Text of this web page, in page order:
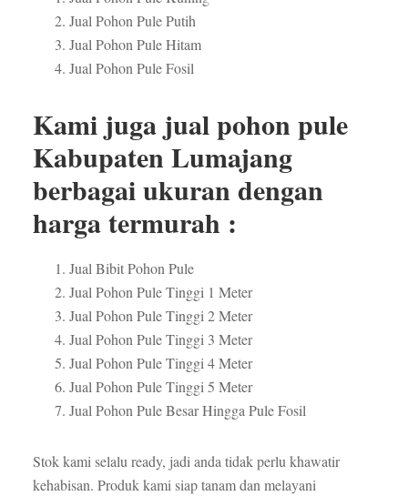
Jual Pohon Pule Putih
Jual Pohon Pule Hitam
Jual Pohon Pule Fosil
Kami juga jual pohon pule
Kabupaten Lumajang
berbagai ukuran dengan
harga termurah :
Jual Bibit Pohon Pule
Jual Pohon Pule Tinggi 1 Meter
Jual Pohon Pule Tinggi 2 Meter
Jual Pohon Pule Tinggi 3 Meter
Jual Pohon Pule Tinggi 4 Meter
Jual Pohon Pule Tinggi 5 Meter
Jual Pohon Pule Besar Hingga Pule Fosil
Stok kami selalu ready, jadi anda tidak perlu khawatir
kehabisan. Produk kami siap tanam dan melayani